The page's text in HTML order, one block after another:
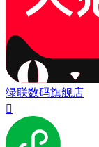
绿联数码旗舰店
